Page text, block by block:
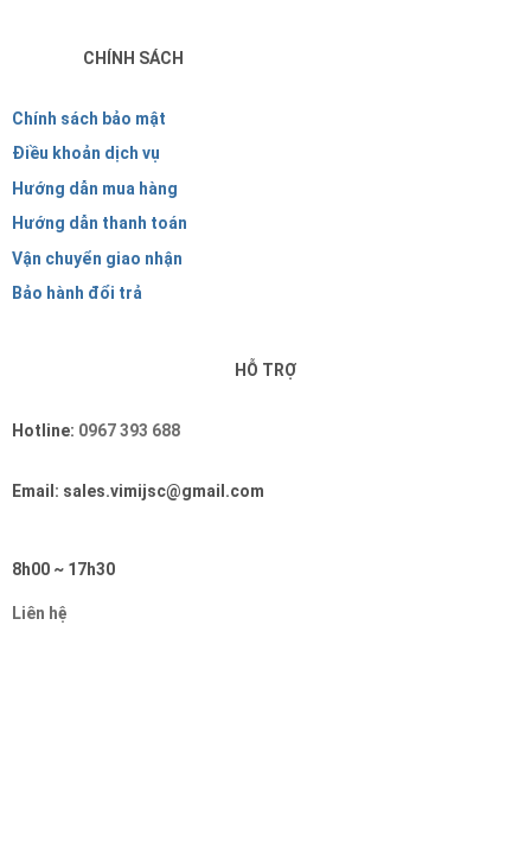
CHÍNH SÁCH
Chính sách bảo mật
Điều khoản dịch vụ
Hướng dẫn mua hàng
Hướng dẫn thanh toán
Vận chuyển giao nhận
Bảo hành đổi trả
HỖ TRỢ
Hotline: 0967 393 688
Email: sales.vimijsc@gmail.com
8h00 ~ 17h30
Liên hệ